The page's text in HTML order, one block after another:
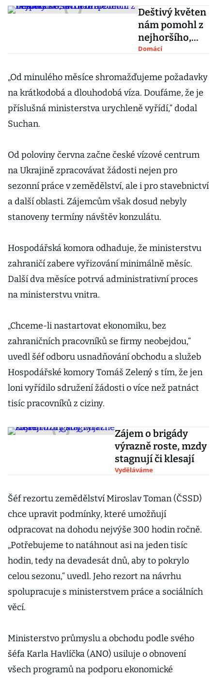
Deštivý květen
nám pomohl z
nejhoršího,
tvrdí
Trápení se
suchem ale
Domácí
„Od minulého měsíce shromažďujeme požadavky
na krátkodobá a dlouhodobá víza. Doufáme, že je
příslušná ministerstva urychleně vyřídí,“ dodal
Suchan.
Od poloviny června začne české vízové centrum
na Ukrajině zpracovávat žádosti nejen pro
sezonní práce v zemědělství, ale i pro stavebnictví
a další oblasti. Zájemcům však dosud nebyly
stanoveny termíny návštěv konzulátu.
Hospodářská komora odhaduje, že ministerstvu
zahraničí zabere vyřizování minimálně měsíc.
Další dva měsíce potrvá administrativní proces
na ministerstvu vnitra.
„Chceme-li nastartovat ekonomiku, bez
zahraničních pracovníků se firmy neobejdou,“
uvedl šéf odboru usnadňování obchodu a služeb
Hospodářské komory Tomáš Zelený s tím, že jen
loni vyřídilo sdružení žádosti o více než patnáct
tisíc pracovníků z ciziny.
Zájem o brigády
výrazně roste, mzdy
stagnují či klesají
Vyděláváme
Šéf rezortu zemědělství Miroslav Toman (ČSSD)
chce upravit podmínky, které umožňují
odpracovat na dohodu nejvýše 300 hodin ročně.
„Potřebujeme to natáhnout asi na jeden tisíc
hodin, tedy na devadesát dnů, aby to pokrylo
celou sezonu,“ uvedl. Jeho rezort na návrhu
spolupracuje s ministerstvem práce a sociálních
věcí.
Ministerstvo průmyslu a obchodu podle svého
šéfa Karla Havlíčka (ANO) usiluje o obnovení
všech programů na podporu ekonomické